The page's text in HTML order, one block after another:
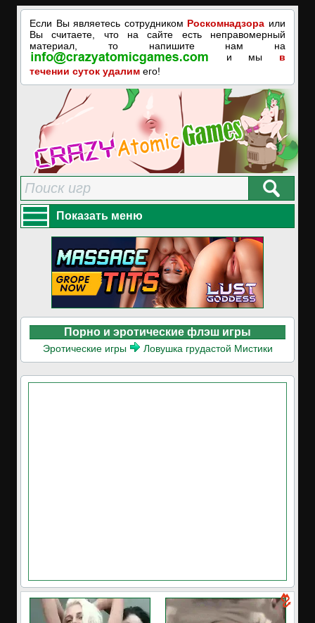
Если Вы являетесь сотрудником Роскомнадзора или
Вы считаете, что на сайте есть неправомерный
материал, то напишите нам на
и мы в
течении суток удалим его!
Показать меню
Порно и эротические флэш игры
Эротические игры Ловушка грудастой Мистики